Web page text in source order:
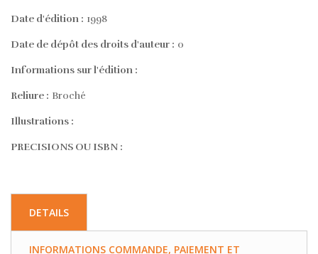
Date d'édition : 1998
Date de dépôt des droits d'auteur : 0
Informations sur l'édition :
Reliure : Broché
Illustrations :
PRECISIONS OU ISBN :
DETAILS
INFORMATIONS COMMANDE, PAIEMENT ET